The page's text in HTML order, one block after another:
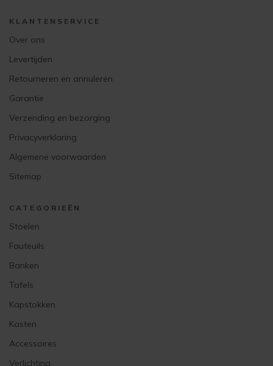
KLANTENSERVICE
Over ons
Levertijden
Retourneren en annuleren
Garantie
Verzending en bezorging
Privacyverklaring
Algemene voorwaarden
Sitemap
CATEGORIEËN
Stoelen
Fauteuils
Banken
Tafels
Kapstokken
Kasten
Accessoires
Verlichting